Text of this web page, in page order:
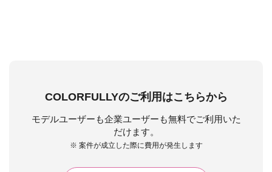
COLORFULLYのご利用はこちらから
モデルユーザーも企業ユーザーも無料でご利用いた
だけます。
※ 案件が成立した際に費用が発生します